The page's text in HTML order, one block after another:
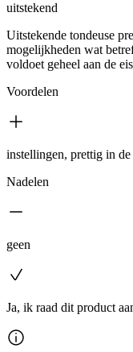
uitstekend
Uitstekende tondeuse
mogelijkheden wat
voldoet geheel aan de
Voordelen
instellingen, prettig in
Nadelen
geen
Ja, ik raad dit product